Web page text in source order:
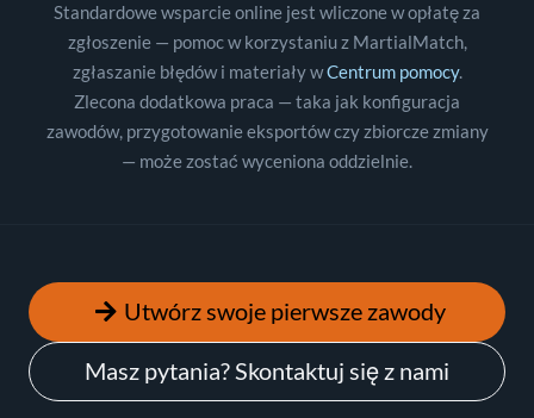
Standardowe wsparcie online jest wliczone w opłatę za
zgłoszenie — pomoc w korzystaniu z MartialMatch,
zgłaszanie błędów i materiały wCentrum pomocy.
Zlecona dodatkowa praca — taka jak konfiguracja
zawodów, przygotowanie eksportów czy zbiorcze zmiany
— może zostać wyceniona oddzielnie.
Utwórz swoje pierwsze zawody
Masz pytania? Skontaktuj się z nami